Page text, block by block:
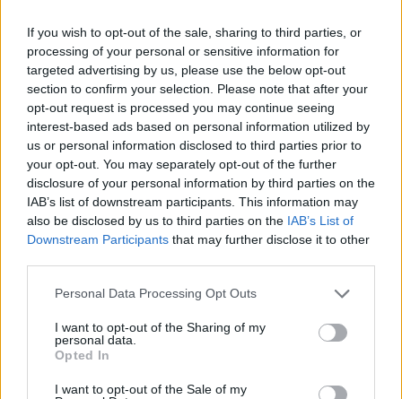
If you wish to opt-out of the sale, sharing to third parties, or
processing of your personal or sensitive information for
targeted advertising by us, please use the below opt-out
section to confirm your selection. Please note that after your
opt-out request is processed you may continue seeing
interest-based ads based on personal information utilized by
us or personal information disclosed to third parties prior to
your opt-out. You may separately opt-out of the further
disclosure of your personal information by third parties on the
IAB’s list of downstream participants. This information may
also be disclosed by us to third parties on the IAB’s List of
Downstream Participants that may further disclose it to other
Personal Data Processing Opt Outs
I want to opt-out of the Sharing of my
personal data.
Opted In
I want to opt-out of the Sale of my
προστασία της ίδιας της επιχείρησης.
Η CrowdStrikeδιανέμεται στην Ελλάδα μέσω
της IngecomIgnition. Για περισσότερες
πληροφορίες, επικοινωνήστε μαζί μας στο
infogreece@ingecom.net.
ΣΧΕΤΙΚΑ ΑΡΘΡΑ
πιο εξειδικευμένα μοντέλα
Η Zscaler ως καταλύτης επιχειρηματικής